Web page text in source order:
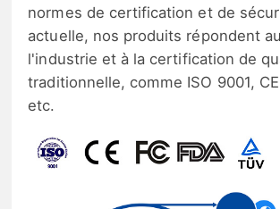
normes de certification et de
actuelle, nos produits répondent
l'industrie et à la certification de
traditionnelle, comme ISO 9001,
etc.